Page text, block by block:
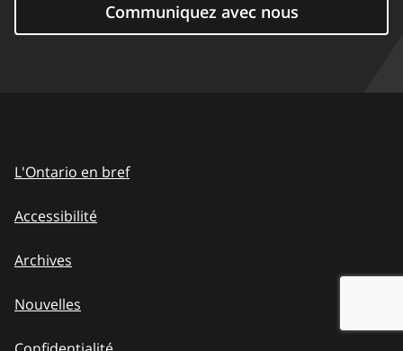
Communiquez avec nous
L'Ontario en bref
Accessibilité
Archives
Nouvelles